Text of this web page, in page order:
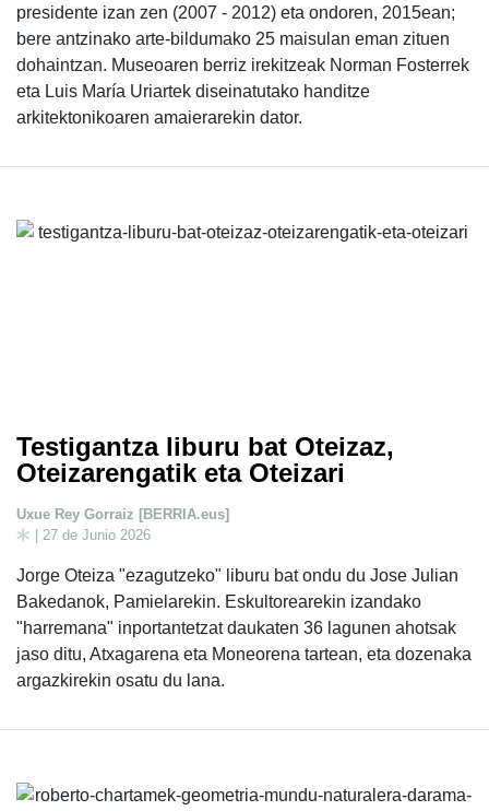
presidente izan zen (2007 - 2012) eta ondoren, 2015ean;
bere antzinako arte-bildumako 25 maisulan eman zituen
dohaintzan. Museoaren berriz irekitzeak Norman Fosterrek
eta Luis María Uriartek diseinatutako handitze
arkitektonikoaren amaierarekin dator.
Testigantza liburu bat Oteizaz,
Oteizarengatik eta Oteizari
Uxue Rey Gorraiz [BERRIA.eus]
| 27 de Junio 2026
Jorge Oteiza "ezagutzeko" liburu bat ondu du Jose Julian
Bakedanok, Pamielarekin. Eskultorearekin izandako
"harremana" inportantetzat daukaten 36 lagunen ahotsak
jaso ditu, Atxagarena eta Moneorena tartean, eta dozenaka
argazkirekin osatu du lana.